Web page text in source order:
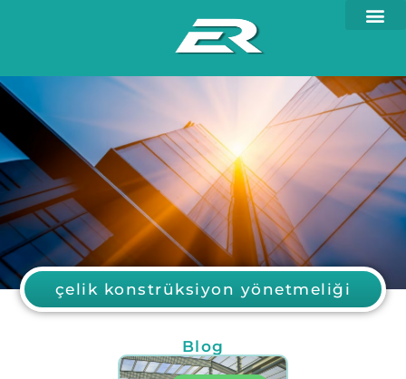
çelik konstrüksiyon yönetmeliği
Blog